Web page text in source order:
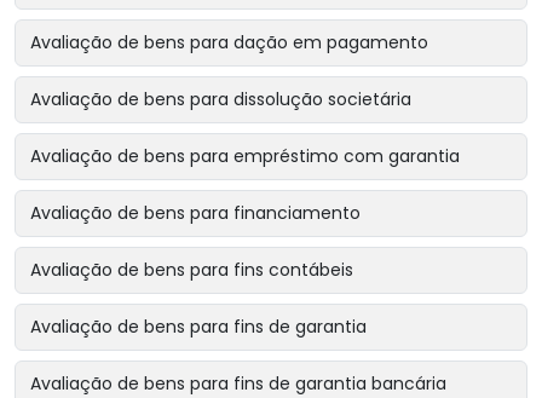
Avaliação de bens para dação em pagamento
Avaliação de bens para dissolução societária
Avaliação de bens para empréstimo com garantia
Avaliação de bens para financiamento
Avaliação de bens para fins contábeis
Avaliação de bens para fins de garantia
Avaliação de bens para fins de garantia bancária